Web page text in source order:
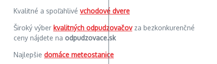
Kvalitné a spoľahlivé vchodové dvere
Široký výber kvalitných odpudzovačovza bezkonkurenčné
ceny nájdete na odpudzovace.sk
Najlepšie domáce meteostanice